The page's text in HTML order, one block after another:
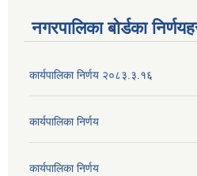
नगरपालिका बोर्डका
कार्यपालिका निर्णय २०८३.३.१६
कार्यपालिका निर्णय
कार्यपालिका निर्णय